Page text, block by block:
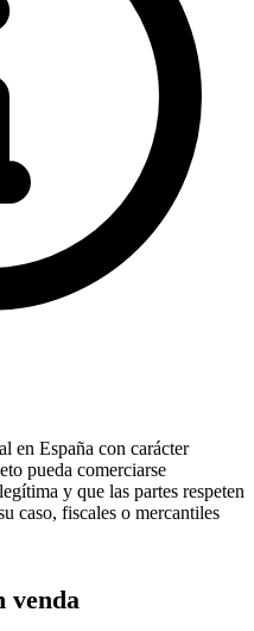
en España con carácter
pueda comerciarse
y que las partes respeten
caso, fiscales o mercantiles
venda